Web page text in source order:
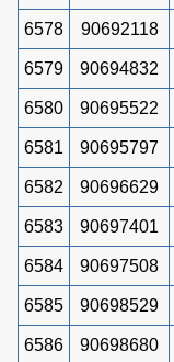
6578 90692118
6579 90694832
6580 90695522
6581 90695797
6582 90696629
6583 90697401
6584 90697508
6585 90698529
6586 90698680